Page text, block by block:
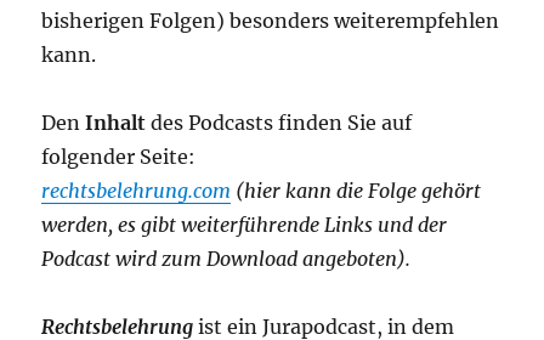
bisherigen Folgen) besonders weiterempfehlen
kann.
DenInhalt des Podcasts finden Sie auf
folgender Seite:
rechtsbelehrung.com (hier kann die Folge gehört
werden, es gibt weiterführende Links und der
Podcast wird zum Download angeboten).
Rechtsbelehrung ist ein Jurapodcast, in dem